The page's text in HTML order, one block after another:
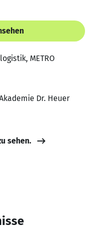
METRO
Dr. Heuer
sehen.